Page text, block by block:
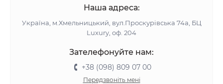
Наша адреса:
Україна, м.Хмельницький, вул.Проскурівська 74а, БЦ
Luxury, оф. 204
Зателефонуйте нам:
+38 (098) 809 07 00
Передзвоніть мені